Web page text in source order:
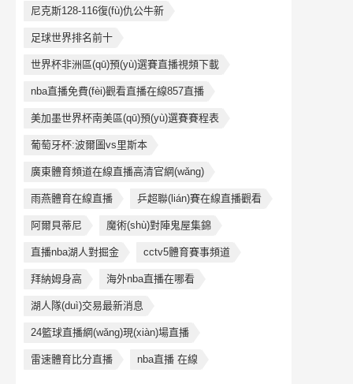
尼克斯128-116復(fù)仇公牛新
足球世界排名前十
世界杯非洲區(qū)預(yù)選賽直播視頻下載
nba直播免費(fèi)觀看直播在線857直播
美加墨世界杯南美區(qū)預(yù)選賽賽程表
葡萄牙杯:波爾圖vs里斯本
廣東體育頻道在線直播高清官網(wǎng)
雨燕體育在線直播 乒超聯(lián)賽在線直播觀看
阿爾貝蒂尼 魔術(shù)對陣鬼屋集錦
直播nba湖人對掘金 cctv5體育賽事頻道
拜納姆身高 海外nba直播在哪看
湖人隊(duì)交易最新消息
24籃球直播網(wǎng)現(xiàn)場直播
雷速體育比分直播 nba直播 在線